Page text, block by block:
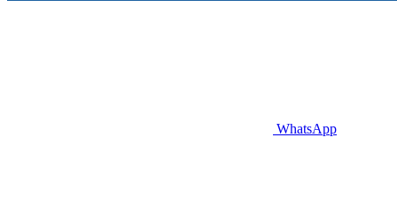
WhatsApp